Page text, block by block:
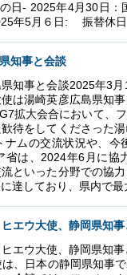
日- 2025年4月30日
年5月６日: 振替休日
知事と会談
知事と会談2025年3
は湯崎英彦広島県知
拡大会合において、
待をしてくださった
ムの交流状況や、
は、2024年6月に
といった分野での協
達しており、県内で
エウ大使、静岡県知
エウ大使、静岡県知
、日本の静岡県知事